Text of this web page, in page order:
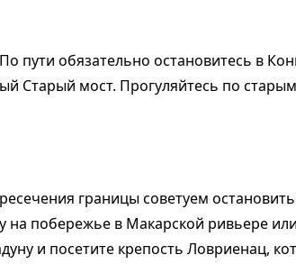
пути обязательно остановитесь в
Старый мост. Прогуляйтесь по
границы советуем
на побережье в Макарской ривьере
и посетите крепость Ловриенац,